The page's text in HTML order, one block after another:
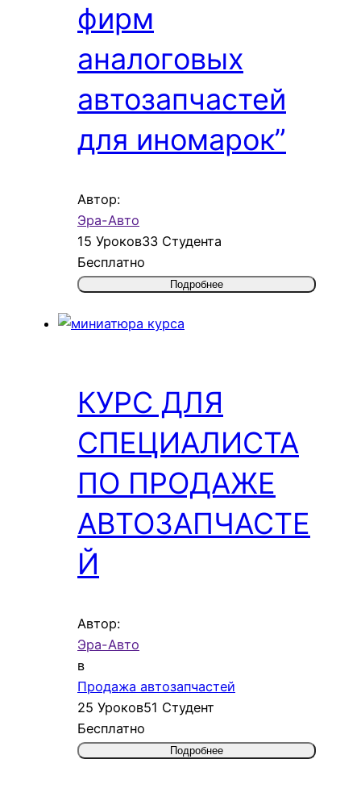
фирм
аналоговых
автозапчастей
для иномарок”
Автор:
Эра-Авто
15 Уроков33 Студента
Бесплатно
Подробнее
КУРС ДЛЯ
СПЕЦИАЛИСТА
ПО ПРОДАЖЕ
АВТОЗАПЧАСТЕ
Й
Автор:
Эра-Авто
в
Продажа автозапчастей
25 Уроков51 Студент
Бесплатно
Подробнее